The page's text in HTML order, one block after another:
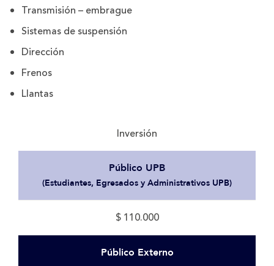
Transmisión – embrague
Sistemas de suspensión
Dirección
Frenos
Llantas
Inversión
Público UPB
(Estudiantes, Egresados y Administrativos UPB)
$ 110.000
Público Externo